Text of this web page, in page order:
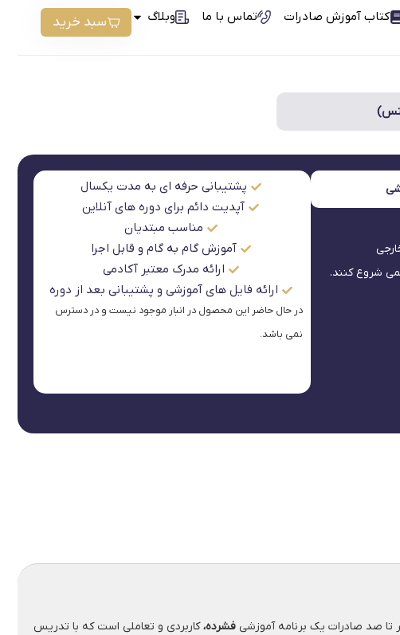
کتاب آموزش صادرات تماس با ما وبلاگ سبد خرید
شروع کنند.
پشتیبانی حرفه ای به مدت یکسال
آپدیت دائم برای دوره های آنلاین
مناسب مبتدیان
آموزش گام به گام و قابل اجرا
ارائه مدرک معتبر آکادمی
ارائه فایل های آموزشی و پشتیبانی بعد از دوره
در حال حاضر این محصول در انبار موجود نیست و در دسترس
نمی باشد.
تا صد صادرات یک برنامه آموزشی فشرده،کاربردی و تعاملی است که با تدریس